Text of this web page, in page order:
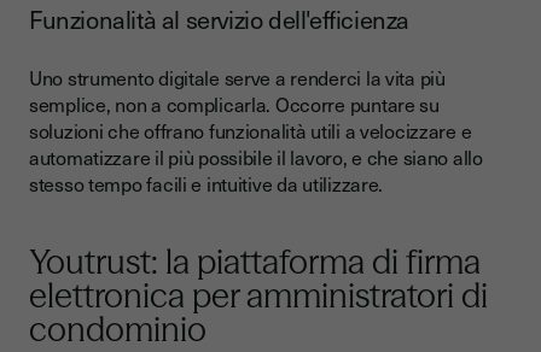
Funzionalità al servizio dell'efficienza
Uno strumento digitale serve a renderci la vita più
semplice, non a complicarla. Occorre puntare su
soluzioni che offrano funzionalità utili a velocizzare e
automatizzare il più possibile il lavoro, e che siano allo
stesso tempo facili e intuitive da utilizzare.
Youtrust: la piattaforma di firma
elettronica per amministratori di
condominio